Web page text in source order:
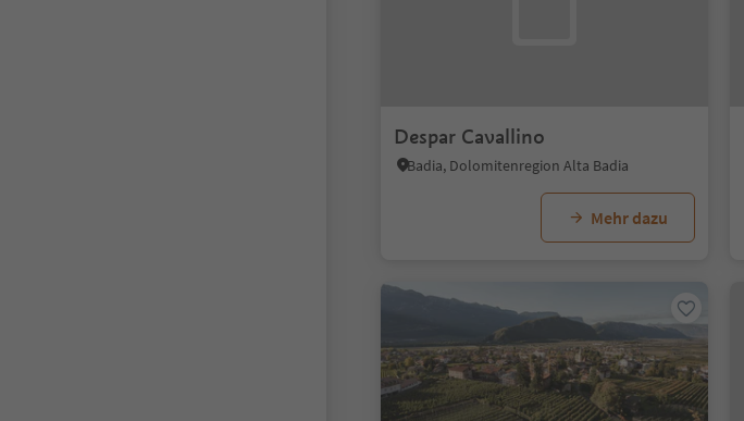
Despar Cavallino
Badia, Dolomitenregion Alta Badia
Mehr dazu